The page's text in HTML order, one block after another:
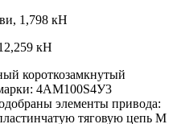
1,798 кН
кН
короткозамкнутый
марки: 4АМ100S4У3
элементы привода:
тяговую цепь М